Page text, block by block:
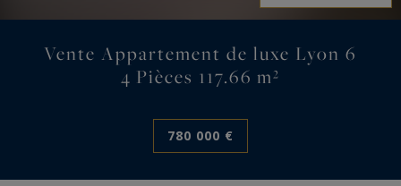
Vente Appartement de luxe Lyon 6
4 Pièces 117.66 m²
780 000 €